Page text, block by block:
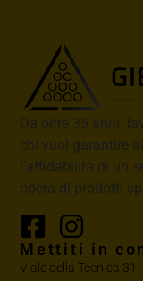
Da oltre 35 anni
chi vuol garantire
l’affidabilità di un
opera di prodotti
Mettiti in
Viale della Tecnica 31